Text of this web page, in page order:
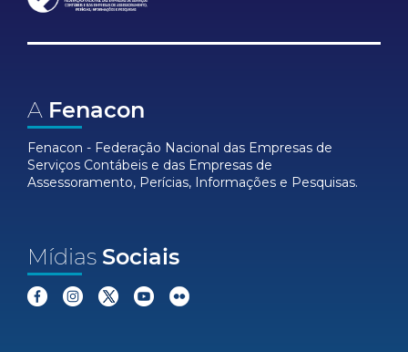
A Fenacon
Fenacon - Federação Nacional das Empresas de
Serviços Contábeis e das Empresas de
Assessoramento, Perícias, Informações e Pesquisas.
Mídias Sociais